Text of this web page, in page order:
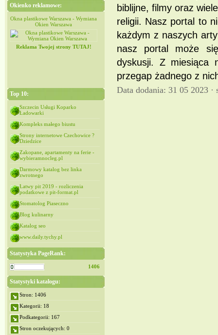
Okienko reklamowe:
Okna plastikowe Warszawa - Wymiana
Okien Warszawa
Okna plastikowe Warszawa - Wymiana
Okien Warszawa
Reklama Twojej strony TUTAJ!
Top 10:
Szczecin Usługi Koparko
Ładowarki
Kompleks małego biustu
Strony internetowe Czechowice ?
Dziedzice
Zakopane, apartamenty na ferie -
wybieramnocleg.pl
Darmowy katalog bez linka
zwrotnego
Łatwy pit 2019 - rozliczenia
podatkowe z pit-format.pl
Stomatolog Piaseczno
Blog kulinarny
Katalog seo
www.daily.tychy.pl
Statystyka PageRank:
1406
Statystyki katalogu:
Stron: 1406
Kategorii: 18
Podkategorii: 167
Stron oczekujących: 0
biblijne, filmy oraz
religii. Nasz portal to
każdym z naszych
nasz portal może
dyskusji. Z miesiąca
przegap żadnego z
Data dodania: 31 05 2023 ·